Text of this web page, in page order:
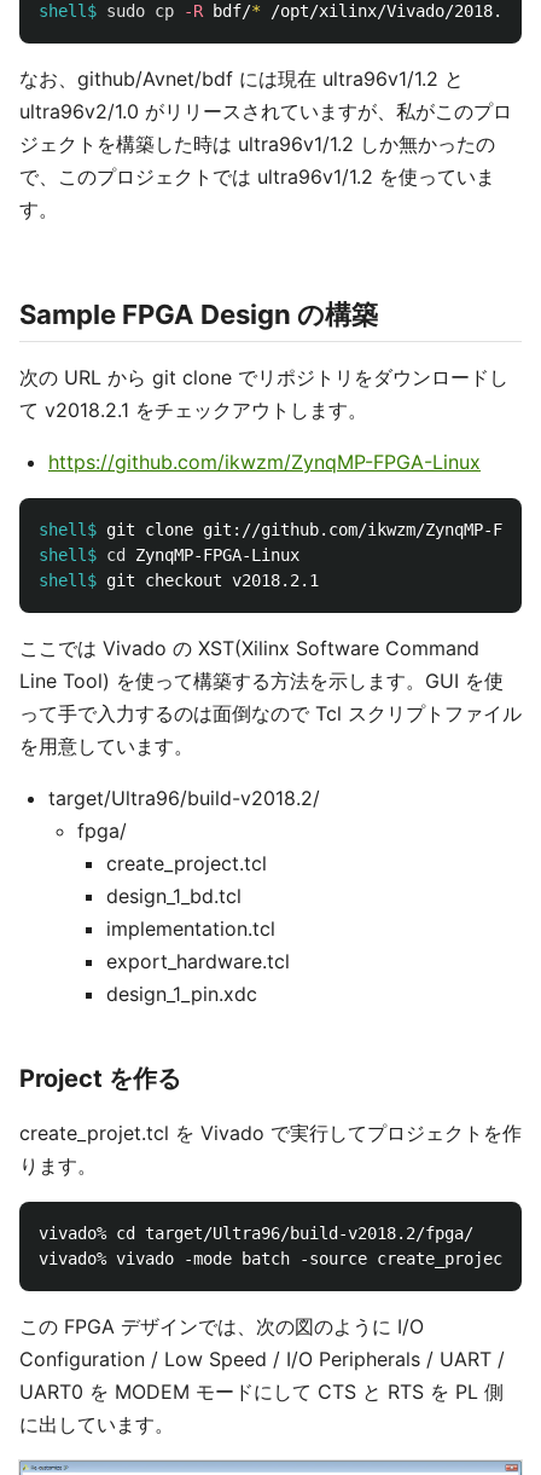
shell$ sudo cp -R bdf/*
なお、github/Avnet/bdf には現在 ultra96v1/1.2 と
ultra96v2/1.0 がリリースされていますが、私がこのプロ
ジェクトを構築した時は ultra96v1/1.2 しか無かったの
で、このプロジェクトでは ultra96v1/1.2 を使っていま
す。
Sample FPGA Design の構築
次の URL から git clone でリポジトリをダウンロードし
て v2018.2.1 をチェックアウトします。
https://github.com/ikwzm/ZynqMP-FPGA-Linux
shell$
shell$ cd
shell$
ここでは Vivado の XST(Xilinx Software Command
Line Tool) を使って構築する方法を示します。GUI を使
って手で入力するのは面倒なので Tcl スクリプトファイル
を用意しています。
target/Ultra96/build-v2018.2/
fpga/
create_project.tcl
design_1_bd.tcl
implementation.tcl
export_hardware.tcl
design_1_pin.xdc
Project を作る
create_projet.tcl を Vivado で実行してプロジェクトを作
ります。
vivado% cd target/Ultra96/build-v2018.2/fpga/
この FPGA デザインでは、次の図のように I/O
Configuration / Low Speed / I/O Peripherals / UART /
UART0 を MODEM モードにして CTS と RTS を PL 側
に出しています。